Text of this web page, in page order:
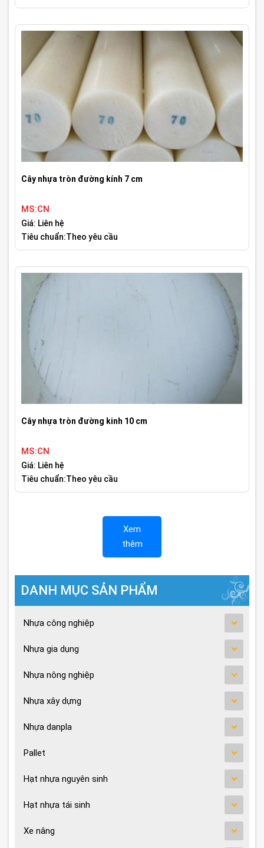
Cây nhựa tròn đường kính 7 cm
MS:CN
Giá: Liên hệ
Tiêu chuẩn:Theo yêu cầu
Cây nhựa tròn đường kinh 10 cm
MS:CN
Giá: Liên hệ
Tiêu chuẩn:Theo yêu cầu
Xem
thêm
DANH MỤC SẢN PHẨM
Nhựa công nghiệp
Nhựa gia dụng
Nhựa nông nghiệp
Nhựa xây dựng
Nhựa danpla
Pallet
Hạt nhựa nguyên sinh
Hạt nhựa tái sinh
Xe nâng